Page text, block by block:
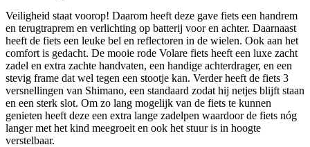
Veiligheid staat voorop! Daarom heeft deze gave fiets een handrem
en terugtraprem en verlichting op batterij voor en achter. Daarnaast
heeft de fiets een leuke bel en reflectoren in de wielen. Ook aan het
comfort is gedacht. De mooie rode Volare fiets heeft een luxe zacht
zadel en extra zachte handvaten, een handige achterdrager, en een
stevig frame dat wel tegen een stootje kan. Verder heeft de fiets 3
versnellingen van Shimano, een standaard zodat hij netjes blijft staan
en een sterk slot. Om zo lang mogelijk van de fiets te kunnen
genieten heeft deze een extra lange zadelpen waardoor de fiets nóg
langer met het kind meegroeit en ook het stuur is in hoogte
verstelbaar.